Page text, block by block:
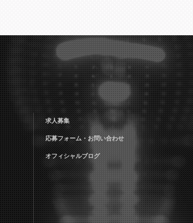
求人募集
応募フォーム・お問い合わせ
オフィシャルブログ